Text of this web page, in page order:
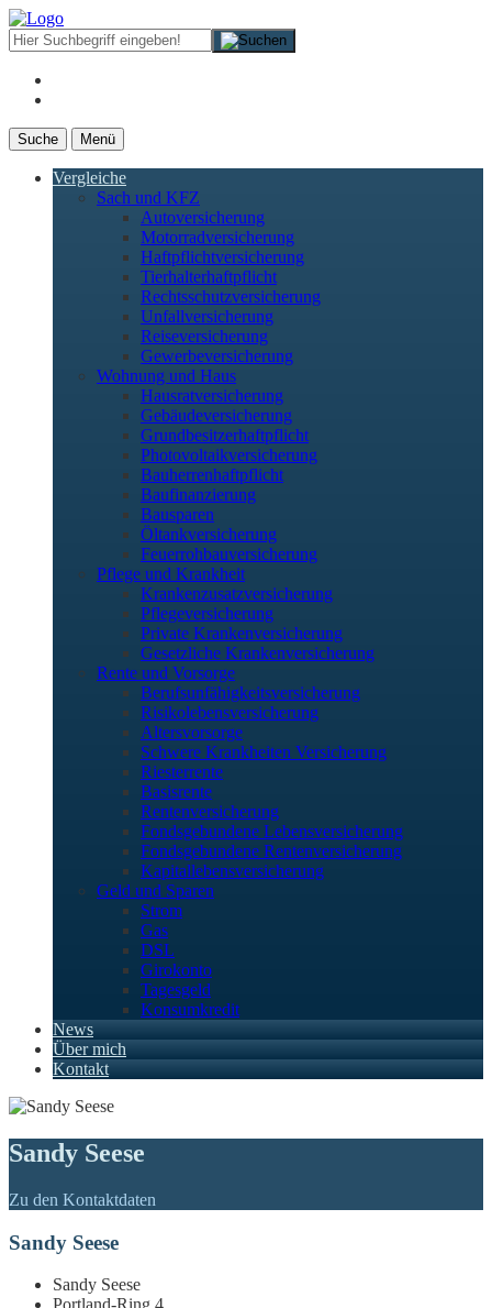
Suche Menü
Vergleiche
Sach und KFZ
Autoversicherung
Motorradversicherung
Haftpflichtversicherung
Tierhalterhaftpflicht
Rechtsschutzversicherung
Unfallversicherung
Reiseversicherung
Gewerbeversicherung
Wohnung und Haus
Hausratversicherung
Gebäudeversicherung
Grundbesitzerhaftpflicht
Photovoltaikversicherung
Bauherrenhaftpflicht
Baufinanzierung
Bausparen
Öltankversicherung
Feuerrohbauversicherung
Pflege und Krankheit
Krankenzusatzversicherung
Pflegeversicherung
Private Krankenversicherung
Gesetzliche Krankenversicherung
Rente und Vorsorge
Berufs­unfähigkeitsversicherung
Risikolebensversicherung
Altersvorsorge
Schwere Krankheiten Versicherung
Riesterrente
Basisrente
Rentenversicherung
Fondsgebundene Lebensversicherung
Fondsgebundene Rentenversicherung
Kapitallebensversicherung
Geld und Sparen
Strom
Gas
DSL
Girokonto
Tagesgeld
Konsumkredit
News
Über mich
Kontakt
Sandy Seese
Zu den Kontaktdaten
Sandy Seese
Sandy Seese